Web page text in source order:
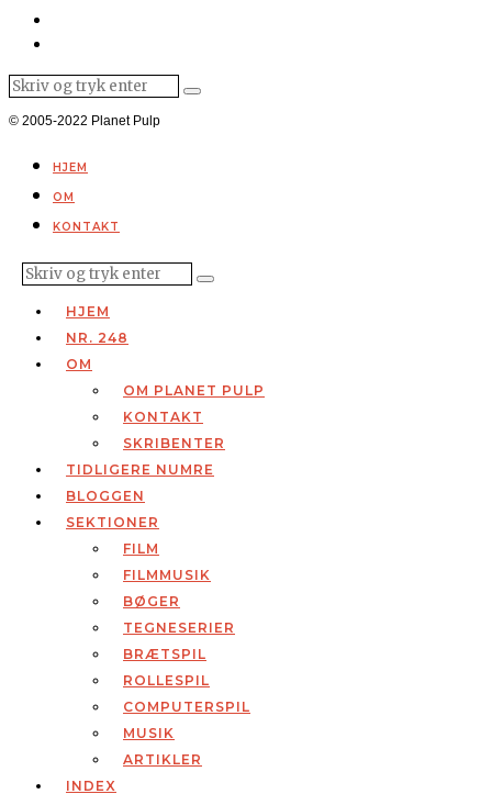
© 2005-2022 Planet Pulp
HJEM
OM
KONTAKT
HJEM
NR. 248
OM
OM PLANET PULP
KONTAKT
SKRIBENTER
TIDLIGERE NUMRE
BLOGGEN
SEKTIONER
FILM
FILMMUSIK
BØGER
TEGNESERIER
BRÆTSPIL
ROLLESPIL
COMPUTERSPIL
MUSIK
ARTIKLER
INDEX